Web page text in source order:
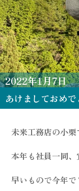
2022年1月7日
あけましておめで
未来工務店の小栗
本年も社員一同、
早いもので今年で